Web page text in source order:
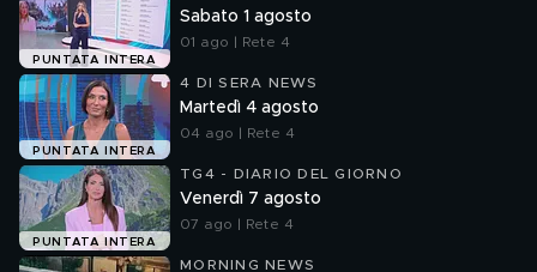
PUNTATA INTERA
Sabato 1 agosto
01 ago | Rete 4
PUNTATA INTERA
4 DI SERA NEWS
Martedì 4 agosto
04 ago | Rete 4
PUNTATA INTERA
TG4 - DIARIO DEL GIORNO
Venerdì 7 agosto
07 ago | Rete 4
MORNING NEWS